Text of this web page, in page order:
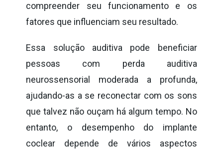
compreender seu funcionamento e os
fatores que influenciam seu resultado.
Essa solução auditiva pode beneficiar
pessoas com perda auditiva
neurossensorial moderada a profunda,
ajudando-as a se reconectar com os sons
que talvez não ouçam há algum tempo. No
entanto, o desempenho do implante
coclear depende de vários aspectos